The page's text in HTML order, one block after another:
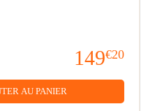
149€20
AU PANIER